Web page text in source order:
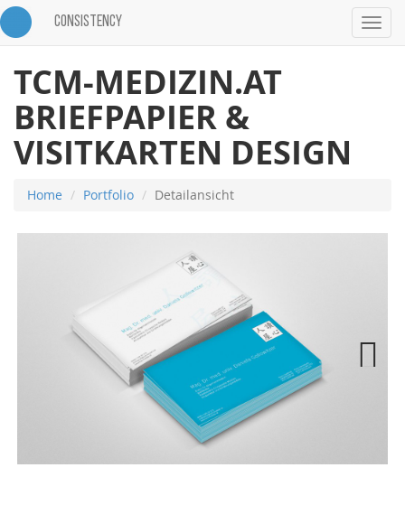
Toggle
CONSISTENCY
TCM-MEDIZIN.AT
BRIEFPAPIER &
VISITKARTEN DESIGN
Home Portfolio Detailansicht